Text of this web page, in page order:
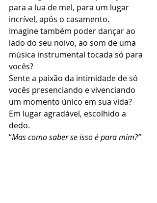
para a lua de mel, para um lugar
incrível, após o casamento.
Imagine também poder dançar ao
lado do seu noivo, ao som de uma
música instrumental tocada só para
vocês?
Sente a paixão da intimidade de só
vocês presenciando e vivenciando
um momento único em sua vida?
Em lugar agradável, escolhido a
dedo.
“Mas como saber se isso é para mim?”